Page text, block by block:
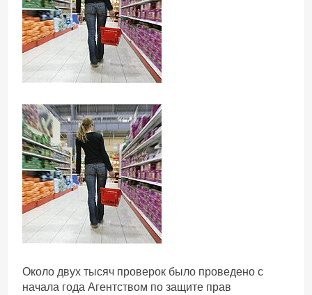
Около двух тысяч проверок было проведено с
начала года Агентством по защите прав